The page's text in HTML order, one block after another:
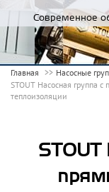
Современное
Главная
Насосные
STOUT Насосная группа
теплоизоляции
STOUT